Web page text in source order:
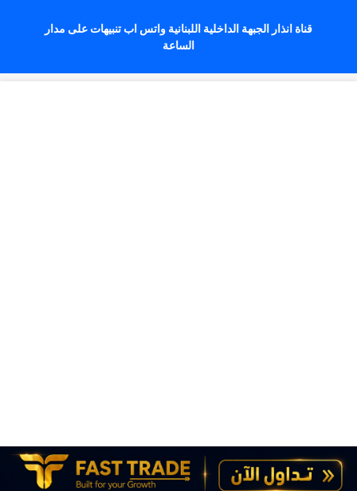
قناة انذار الجبهة الداخلية اللبنانية واتس اب تنبيهات على مدار
الساعة